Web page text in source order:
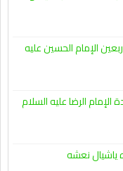
الإمام الحسين عليه
الرضا عليه السلام
نعشه